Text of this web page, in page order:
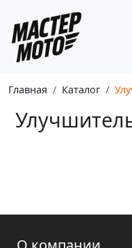
Главная Каталог